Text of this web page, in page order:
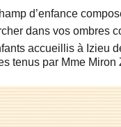
d’enfance
dans vos ombres
accueillis à Izieu
tenus par Mme